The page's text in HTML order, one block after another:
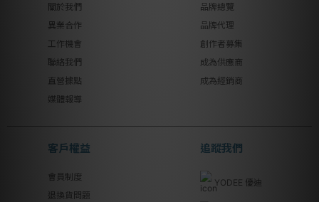
關於我們
異業合作
工作機會
聯絡我們
直營據點
媒體報導
品牌總覽
品牌代理
創作者募集
成為供應商
成為經銷商
客戶權益
會員制度
退換貨問題
追蹤我們
YODEE 優迪